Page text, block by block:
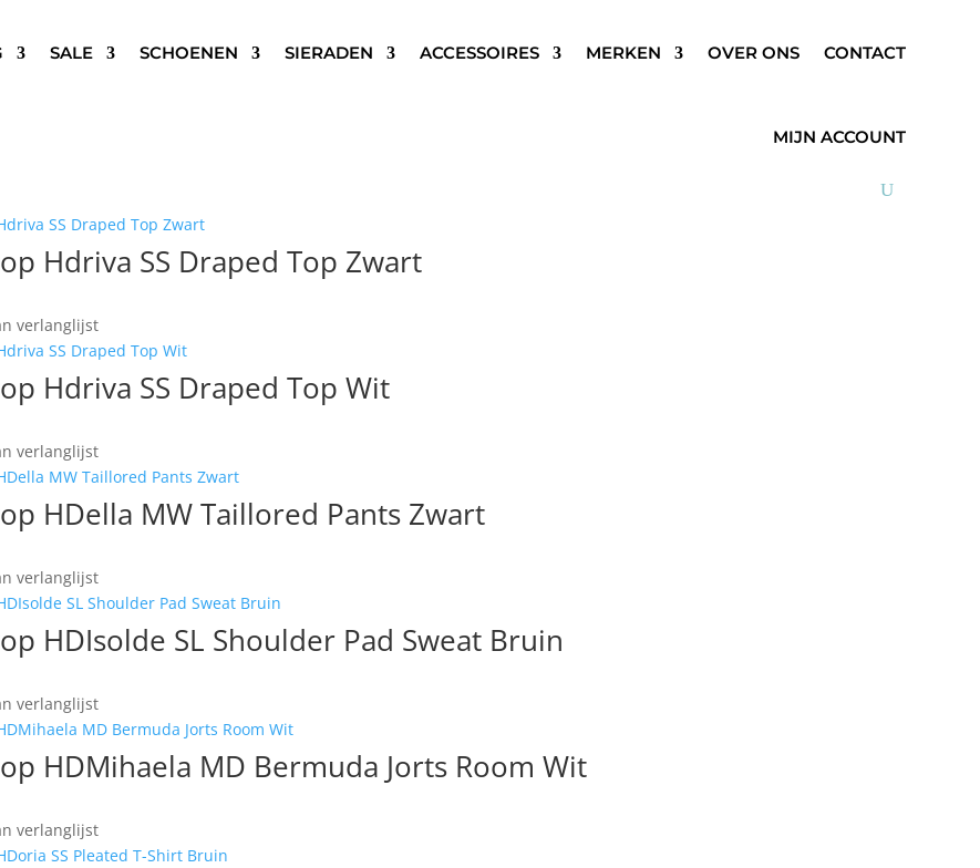
SALE SCHOENEN SIERADEN ACCESSOIRES MERKEN OVER ONS CONTACT
MIJN ACCOUNT
Hdriva SS Draped Top Zwart
verlanglijst
Hdriva SS Draped Top Wit
verlanglijst
HDella MW Taillored Pants Zwart
verlanglijst
HDIsolde SL Shoulder Pad Sweat Bruin
verlanglijst
HDMihaela MD Bermuda Jorts Room Wit
verlanglijst